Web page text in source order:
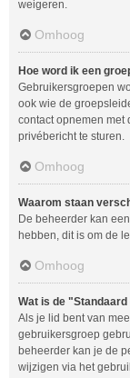
weigeren.
Omhoog
Hoe word ik een
Gebruikersgroepen
ook wie de
contact opnemen met
privébericht te sturen.
Omhoog
Waarom staan
De beheerder kan
hebben, dit is om de
Omhoog
Wat is de
Als je lid bent van
gebruikersgroep
beheerder kan je de
wijzigen via het